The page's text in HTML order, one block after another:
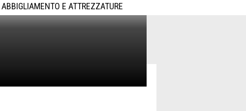
ABBIGLIAMENTO E ATTREZZATURE